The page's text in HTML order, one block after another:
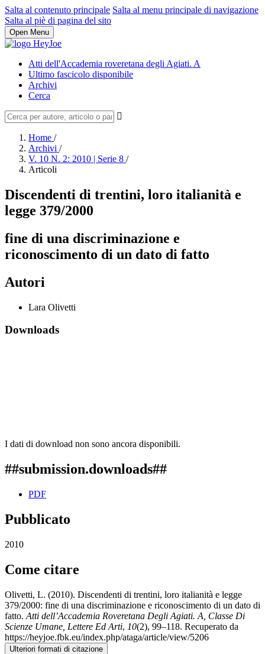
Salta al contenuto principale Salta al menu principale di navigazione
Salta al piè di pagina del sito
Open Menu
Atti dell'Accademia roveretana degli Agiati. A
Ultimo fascicolo disponibile
Archivi
Cerca
Home /
Archivi /
V. 10 N. 2: 2010 | Serie 8 /
Articoli
Discendenti di trentini, loro italianità e
legge 379/2000
fine di una discriminazione e
riconoscimento di un dato di fatto
Autori
Lara Olivetti
Downloads
I dati di download non sono ancora disponibili.
##submission.downloads##
PDF
Pubblicato
2010
Come citare
Olivetti, L. (2010). Discendenti di trentini, loro italianità e legge
379/2000: fine di una discriminazione e riconoscimento di un dato di
fatto. Atti dell’Accademia Roveretana Degli Agiati. A, Classe Di
Scienze Umane, Lettere Ed Arti, 10(2), 99–118. Recuperato da
https://heyjoe.fbk.eu/index.php/ataga/article/view/5206
Ulteriori formati di citazione